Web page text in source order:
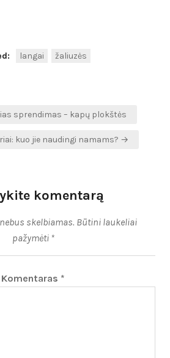
langai žaliuzės
sprendimas – kapų plokštės
kuo jie naudingi namams? →
komentarą
skelbiamas. Būtini laukeliai
pažymėti *
Komentaras *